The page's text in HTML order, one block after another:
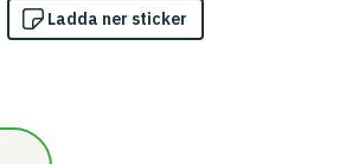
Ladda ner sticker